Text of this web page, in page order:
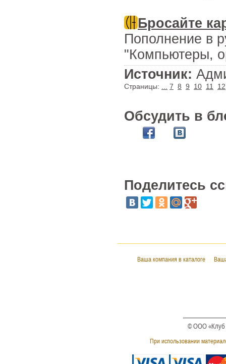
Бросайте
Пополнение в
"Компьютеры,
Источник:
Страницы: 7 8 9 10 11 12
Обсудить в
Поделитесь
Ваша компания в каталоге
© ООО «Клуб
При использовании